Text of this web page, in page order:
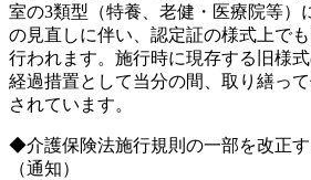
室の3類型（特養、老健・医療院等）
の見直しに伴い、認定証の様式上で
行われます。施行時に現存する旧様式
経過措置として当分の間、取り繕っ
されています。
◆介護保険法施行規則の一部を改正
（通知）